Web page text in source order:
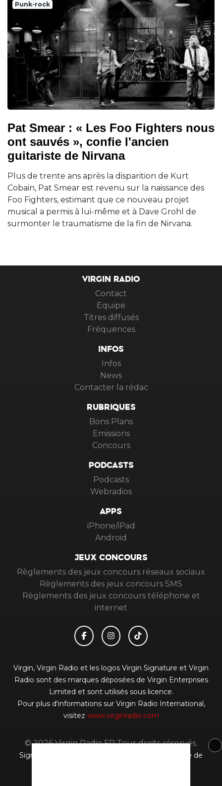
Punk-rock
Pat Smear : « Les Foo Fighters nous
ont sauvés », confie l'ancien
guitariste de Nirvana
Plus de trente ans après la disparition de Kurt
Cobain, Pat Smear est revenu sur la naissance des
Foo Fighters, estimant que ce nouveau projet
musical a permis à lui-même et à Dave Grohl de
surmonter le traumatisme de la fin de Nirvana.
VIRGIN RADIO
Contact
Equipe
Titres diffusés
Fréquences
INFOS
Infos
News
Contacter la rédac
RUBRIQUES
Bons Plans
Emissions
Concours
PODCASTS
Podcasts
Webradios
APPS
iPhone/iPad
Android
JEUX CONCOURS
Règlements des jeux concours réseaux sociaux
Règlements des jeux concours SMS
Règlements des jeux concours téléphone et
internet
Virgin, Virgin Radio et les logos Virgin Signature et Virgin
Radio sont des marques déposées de Virgin Enterprises
Limited et sont utilisés sous licence.
Pour plus d'informations sur Virgin Radio International,
visitez www.virginradio.com
© 2026 Virgin Radio FR Tous droits réservés.
Signaler un contenu
Politique de